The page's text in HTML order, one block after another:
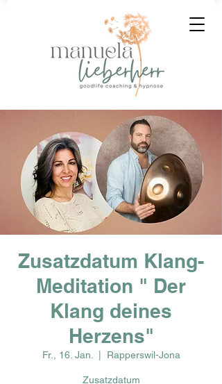
Zusatzdatum Klang-
Meditation " Der
Klang deines
Herzens"
Fr., 16. Jan. Rapperswil-Jona
Zusatzdatum